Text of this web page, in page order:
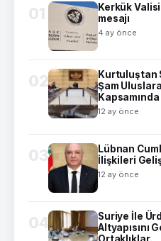
01
Kerkük
mesajı
4 ay önce
02
Kurtuluştan
Şam
12 ay önce
03
Lübnan
İlişkileri
12 ay önce
04
Suriye İle
Altyapısını